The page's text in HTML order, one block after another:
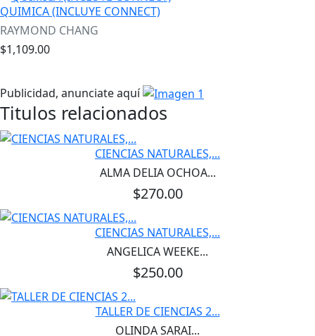
QUIMICA (INCLUYE CONNECT)
RAYMOND CHANG
$1,109.00
Publicidad, anunciate aquí
Titulos relacionados
CIENCIAS NATURALES,...
ALMA DELIA OCHOA...
$270.00
CIENCIAS NATURALES,...
ANGELICA WEEKE...
$250.00
TALLER DE CIENCIAS 2...
OLINDA SARAI...